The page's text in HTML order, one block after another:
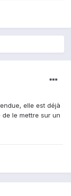
elle est déjà
le mettre sur un